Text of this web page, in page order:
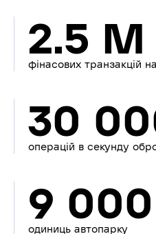
2.5 M
фінасових транзакцій
30
операцій в секунду
9
одиниць автопарку